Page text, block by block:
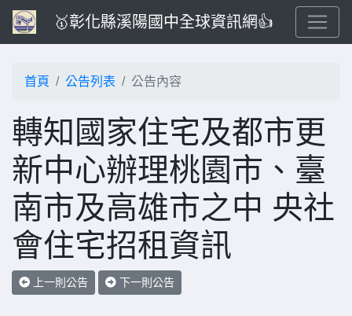
🥇彰化縣溪陽國中全球資訊網👍
首頁 公告列表 公告內容
轉知國家住宅及都市更
新中心辦理桃園市、臺
南市及高雄市之中 央社
會住宅招租資訊
上一則公告 下一則公告